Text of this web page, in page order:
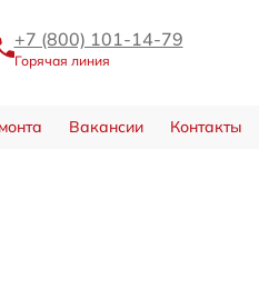
+7 (800) 101-14-79
Горячая линия
Вакансии Контакты